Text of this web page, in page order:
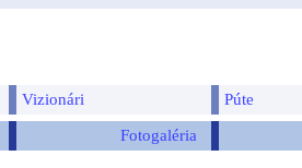
Vizionári Púte
Fotogaléria